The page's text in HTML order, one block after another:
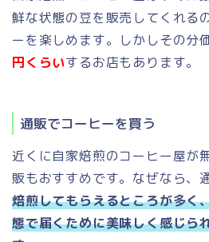
鮮な状態の豆を販売してくれる
ーを楽しめます。しかしその分
円くらいするお店もあります。
通販でコーヒーを買う
近くに自家焙煎のコーヒー屋が
販もおすすめです。なぜなら、
焙煎してもらえるところが多く
態で届くために美味しく感じら